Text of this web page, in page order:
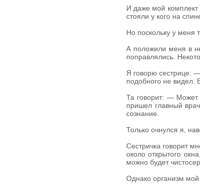
И даже мой комплект
стояли у кого на
Но поскольку у меня
А положили меня в
поправлялись.
Я говорю сестрице:
подобного не видел.
Та говорит: — Может
пришел главный
сознание.
Только очнулся я,
Сестричка говорит
около открытого
можно будет
Однако организм